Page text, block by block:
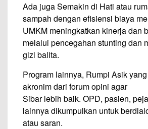
Ada juga Semakin di Hati atau
sampah dengan efisiensi biaya
UMKM meningkatkan kinerja dan
melalui pencegahan stunting dan
gizi balita.
Program lainnya, Rumpi Asik
akronim dari forum opini agar
Sibar lebih baik. OPD, pasien,
lainnya dikumpulkan untuk
atau saran.